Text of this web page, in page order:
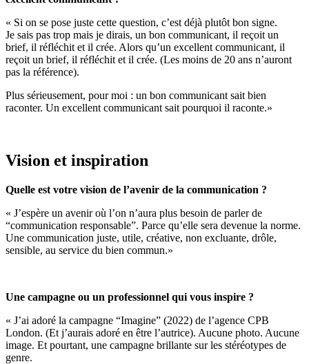
« Si on se pose juste cette question, c’est déjà plutôt bon signe.
Je sais pas trop mais je dirais, un bon communicant, il reçoit un
brief, il réfléchit et il crée. Alors qu’un excellent communicant, il
reçoit un brief, il réfléchit et il crée. (Les moins de 20 ans n’auront
pas la référence).
Plus sérieusement, pour moi : un bon communicant sait bien
raconter. Un excellent communicant sait pourquoi il raconte.»
Vision et inspiration
Quelle est votre vision de l’avenir de la communication ?
« J’espère un avenir où l’on n’aura plus besoin de parler de
“communication responsable”. Parce qu’elle sera devenue la norme.
Une communication juste, utile, créative, non excluante, drôle,
sensible, au service du bien commun.»
Une campagne ou un professionnel qui vous inspire ?
« J’ai adoré la campagne “Imagine” (2022) de l’agence CPB
London. (Et j’aurais adoré en être l’autrice). Aucune photo. Aucune
image. Et pourtant, une campagne brillante sur les stéréotypes de
genre.